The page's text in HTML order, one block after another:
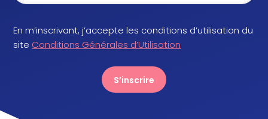
En m’inscrivant, j’accepte les conditions d’utilisation du
site Conditions Générales d’Utilisation
S’inscrire